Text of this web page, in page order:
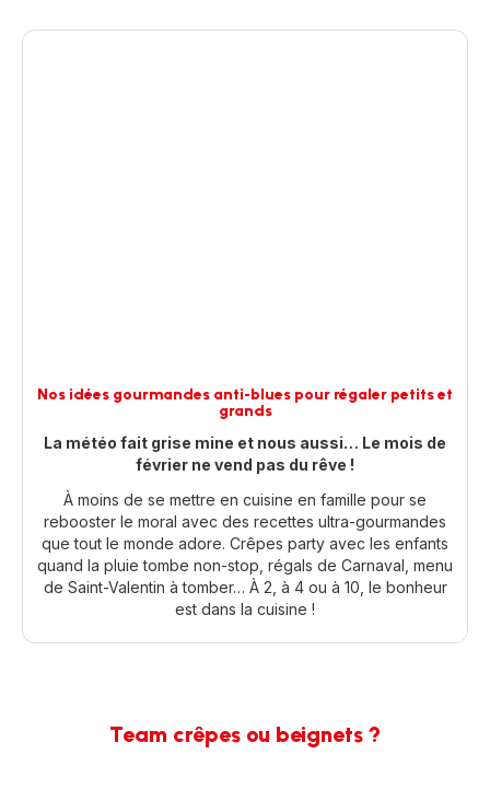
Nos idées gourmandes anti-blues pour régaler petits et
grands
La météo fait grise mine et nous aussi… Le mois de
février ne vend pas du rêve !
À moins de se mettre en cuisine en famille pour se
rebooster le moral avec des recettes ultra-gourmandes
que tout le monde adore. Crêpes party avec les enfants
quand la pluie tombe non-stop, régals de Carnaval, menu
de Saint-Valentin à tomber… À 2, à 4 ou à 10, le bonheur
est dans la cuisine !
Team crêpes ou beignets ?